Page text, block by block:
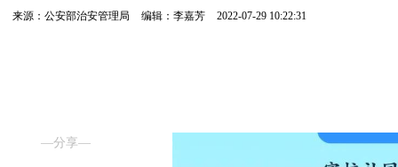
来源：公安部治安管理局 编辑：李嘉芳 2022-07-29 10:22:31
—分享—